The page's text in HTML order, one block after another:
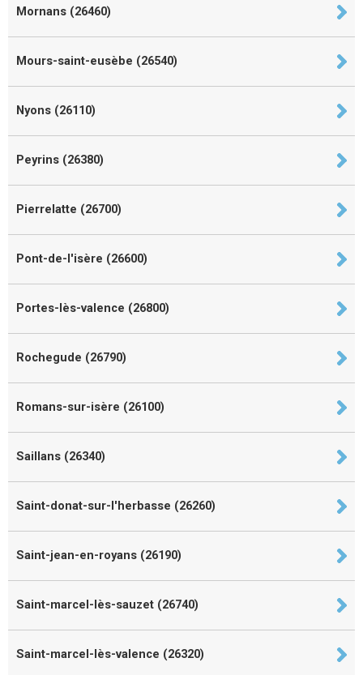
Mornans (26460)
Mours-saint-eusèbe (26540)
Nyons (26110)
Peyrins (26380)
Pierrelatte (26700)
Pont-de-l'isère (26600)
Portes-lès-valence (26800)
Rochegude (26790)
Romans-sur-isère (26100)
Saillans (26340)
Saint-donat-sur-l'herbasse (26260)
Saint-jean-en-royans (26190)
Saint-marcel-lès-sauzet (26740)
Saint-marcel-lès-valence (26320)